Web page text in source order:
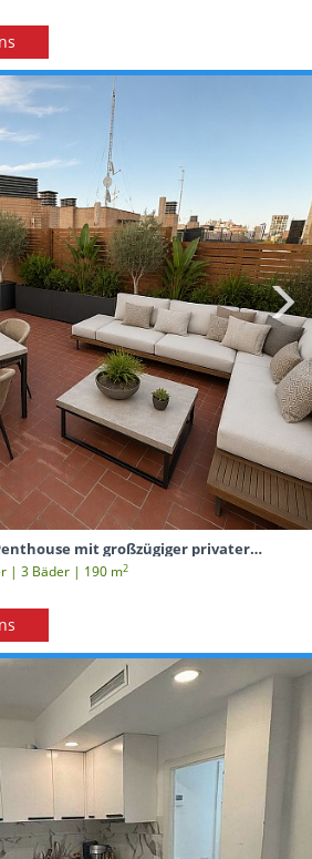
mit großzügiger privater
| 3 Вäder | 190 m2